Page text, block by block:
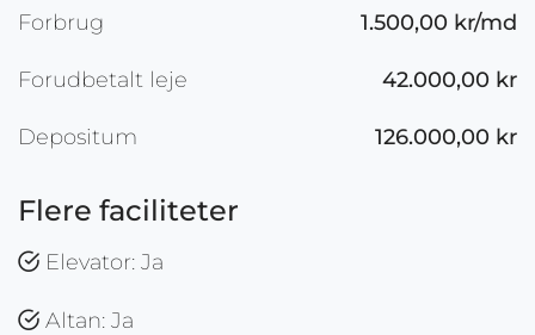
Forbrug 1.500,00 kr/md
Forudbetalt leje 42.000,00 kr
Depositum 126.000,00 kr
Flere faciliteter
Elevator: Ja
Altan: Ja